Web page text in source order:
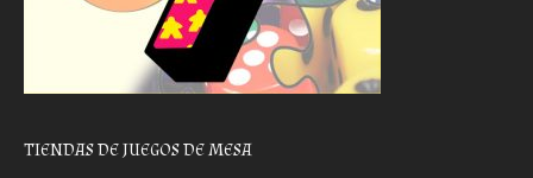
TIENDAS DE JUEGOS DE MESA